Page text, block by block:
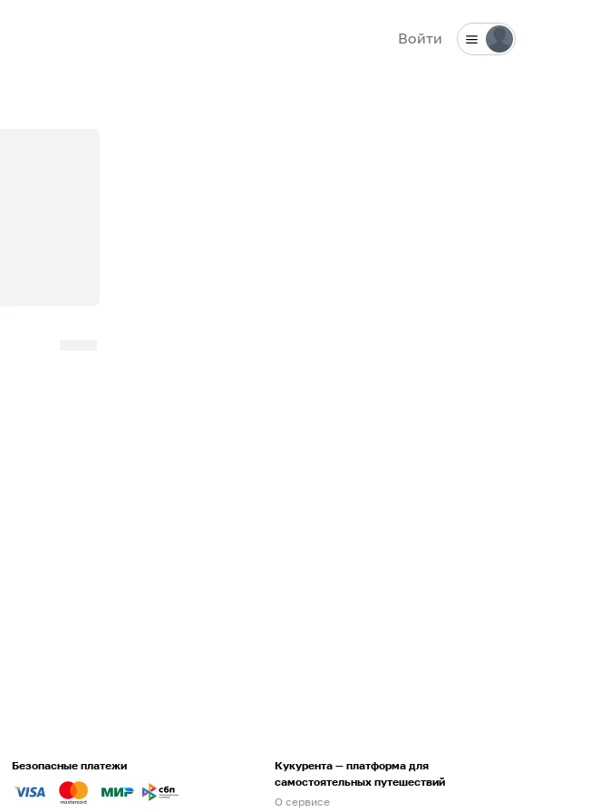
Войти
Безопасные платежи
Кукурента — платформа для
самостоятельных путешествий
О сервисе